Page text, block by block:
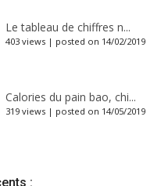
Le tableau de chiffres n...
403 views | posted on 14/02/2019
Calories du pain bao, chi...
319 views | posted on 14/05/2019
: